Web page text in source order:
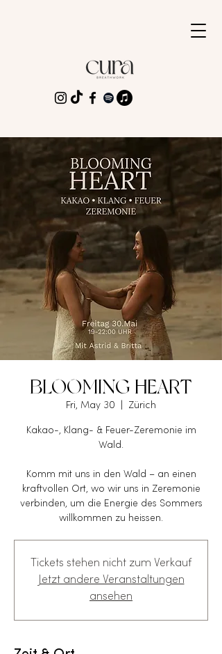
BLOOMING HEART
Fri, May 30 Zürich
Kakao-, Klang- & Feuer-Zeremonie im
Wald.
Komm mit uns in den Wald – an einen
kraftvollen Ort, wo wir uns in Zeremonie
verbinden, um die Energie des Sommers
willkommen zu heissen.
Tickets stehen nicht zum Verkauf
Jetzt andere Veranstaltungen
ansehen